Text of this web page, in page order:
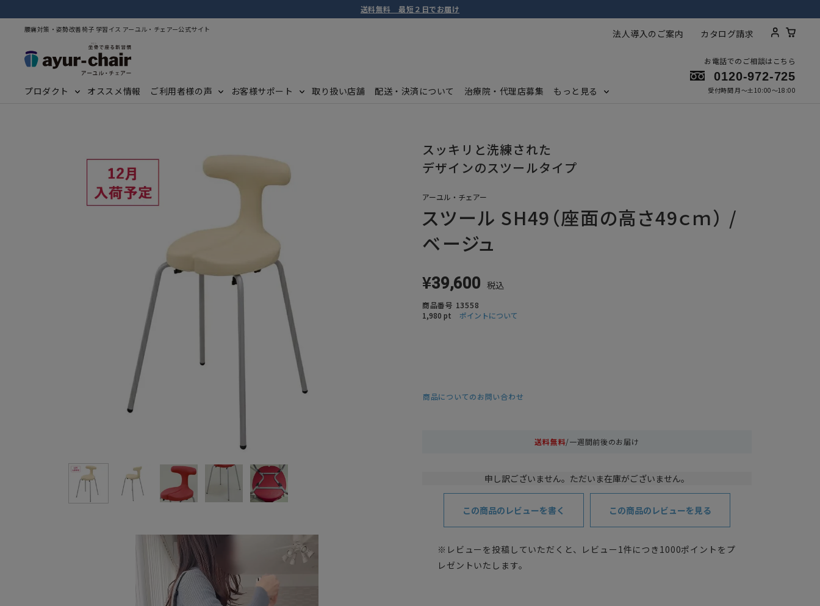
送料無料 最短２日でお届け
腰痛対策・姿勢改善椅子 学習イス アーユル・チェアー公式サイト
プロダクト オススメ情報 ご利用者様の声 お客様サポート 取り扱い店舗 配送・決済について 治療院・代理店募集 もっと見る
法人導入のご案内 カタログ請求
お電話でのご相談はこちら
0120-972-725
受付時間 月～土10:00〜18:00
スッキリと洗練された
デザインのスツールタイプ
アーユル・チェアー
スツール SH49（座面の高さ49ｃｍ） /
ベージュ
¥39,600 税込
商品番号 13558
1,980 pt ポイントについて
商品についてのお問い合わせ
送料無料/一週間前後のお届け
申し訳ございません。ただいま在庫がございません。
この商品のレビューを書く この商品のレビューを見る
※レビューを投稿していただくと、レビュー1件につき1000ポイントをプ
レゼントいたします。